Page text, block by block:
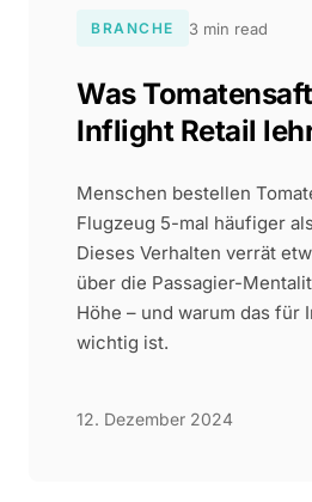
BRANCHE 3 min read
Was
Inflight Retail
Menschen bestellen
Flugzeug 5-mal häufiger
Dieses Verhalten verrät
über die Passagier-
Höhe – und warum das für
wichtig ist.
12. Dezember 2024